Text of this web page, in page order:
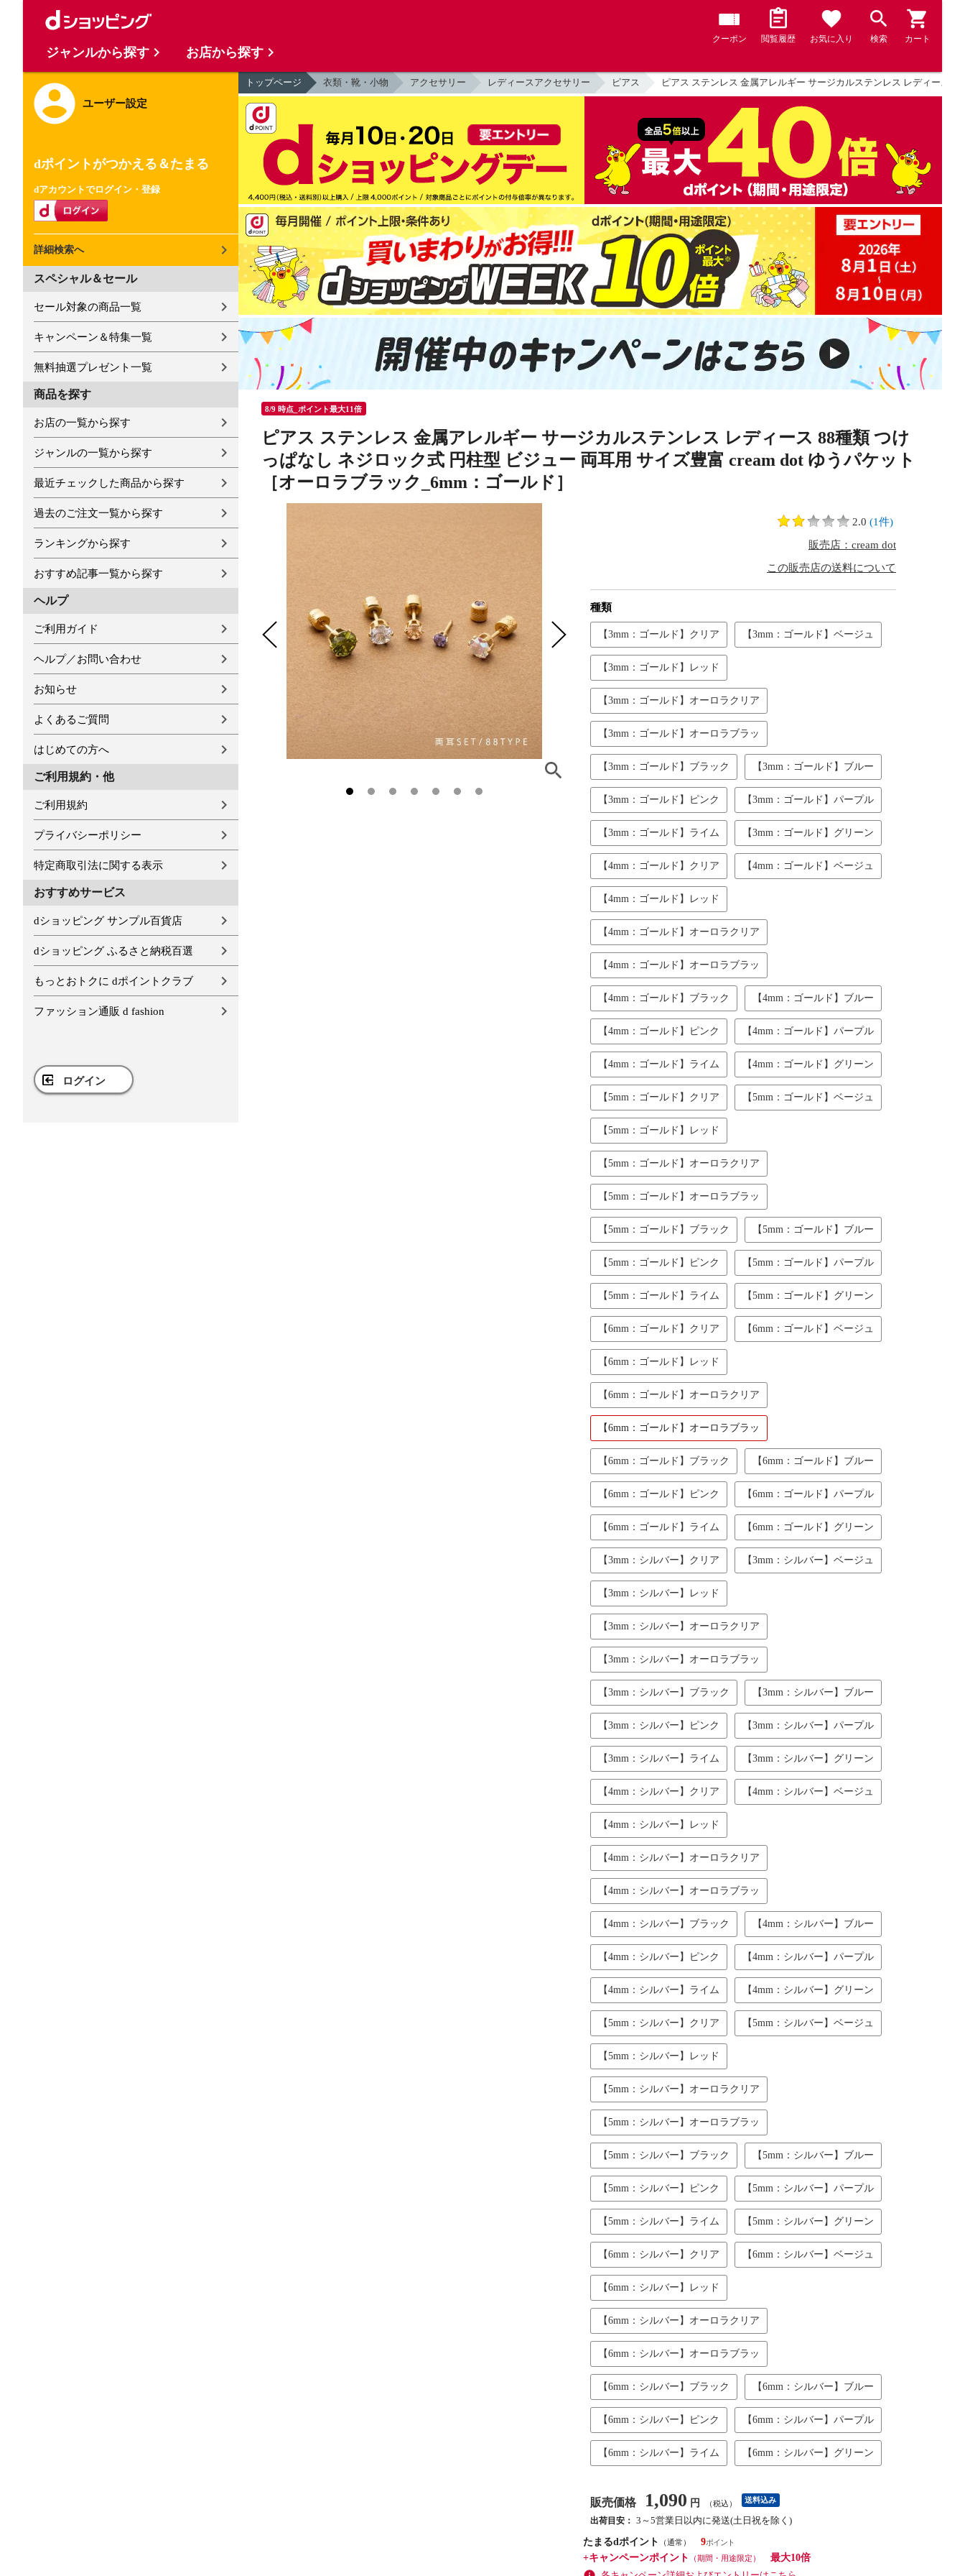
クーポン 閲覧履歴 お気に入り 検索 カート
ユーザー設定
dポイントがつかえる＆たまる
dアカウントでログイン・登録
詳細検索へ
スペシャル＆セール
セール対象の商品一覧
キャンペーン＆特集一覧
無料抽選プレゼント一覧
商品を探す
お店の一覧から探す
ジャンルの一覧から探す
最近チェックした商品から探す
過去のご注文一覧から探す
ランキングから探す
おすすめ記事一覧から探す
ヘルプ
ご利用ガイド
ヘルプ／お問い合わせ
お知らせ
よくあるご質問
はじめての方へ
ご利用規約・他
ご利用規約
プライバシーポリシー
特定商取引法に関する表示
おすすめサービス
dショッピング サンプル百貨店
dショッピング ふるさと納税百選
もっとおトクに dポイントクラブ
ファッション通販 d fashion
ログイン
トップページ 衣類・靴・小物 アクセサリー レディースアクセサリー ピアス ピアス ステンレス 金属アレルギー サージカルステンレス レディース
8/9 時点_ポイント最大11倍
ピアス ステンレス 金属アレルギー サージカルステンレス レディース 88種類 つけ
っぱなし ネジロック式 円柱型 ビジュー 両耳用 サイズ豊富 cream dot ゆうパケット
［オーロラブラック_6mm：ゴールド］
2.0 (1件)
販売店：cream dot
この販売店の送料について
種類
【3mm：ゴールド】クリア 【3mm：ゴールド】ベージュ
【3mm：ゴールド】レッド
【3mm：ゴールド】オーロラクリア
【3mm：ゴールド】オーロラブラッ
【3mm：ゴールド】ブラック 【3mm：ゴールド】ブルー
【3mm：ゴールド】ピンク 【3mm：ゴールド】パープル
【3mm：ゴールド】ライム 【3mm：ゴールド】グリーン
【4mm：ゴールド】クリア 【4mm：ゴールド】ベージュ
【4mm：ゴールド】レッド
【4mm：ゴールド】オーロラクリア
【4mm：ゴールド】オーロラブラッ
【4mm：ゴールド】ブラック 【4mm：ゴールド】ブルー
【4mm：ゴールド】ピンク 【4mm：ゴールド】パープル
【4mm：ゴールド】ライム 【4mm：ゴールド】グリーン
【5mm：ゴールド】クリア 【5mm：ゴールド】ベージュ
【5mm：ゴールド】レッド
【5mm：ゴールド】オーロラクリア
【5mm：ゴールド】オーロラブラッ
【5mm：ゴールド】ブラック 【5mm：ゴールド】ブルー
【5mm：ゴールド】ピンク 【5mm：ゴールド】パープル
【5mm：ゴールド】ライム 【5mm：ゴールド】グリーン
【6mm：ゴールド】クリア 【6mm：ゴールド】ベージュ
【6mm：ゴールド】レッド
【6mm：ゴールド】オーロラクリア
【6mm：ゴールド】オーロラブラッ
【6mm：ゴールド】ブラック 【6mm：ゴールド】ブルー
【6mm：ゴールド】ピンク 【6mm：ゴールド】パープル
【6mm：ゴールド】ライム 【6mm：ゴールド】グリーン
【3mm：シルバー】クリア 【3mm：シルバー】ベージュ
【3mm：シルバー】レッド
【3mm：シルバー】オーロラクリア
【3mm：シルバー】オーロラブラッ
【3mm：シルバー】ブラック 【3mm：シルバー】ブルー
【3mm：シルバー】ピンク 【3mm：シルバー】パープル
【3mm：シルバー】ライム 【3mm：シルバー】グリーン
【4mm：シルバー】クリア 【4mm：シルバー】ベージュ
【4mm：シルバー】レッド
【4mm：シルバー】オーロラクリア
【4mm：シルバー】オーロラブラッ
【4mm：シルバー】ブラック 【4mm：シルバー】ブルー
【4mm：シルバー】ピンク 【4mm：シルバー】パープル
【4mm：シルバー】ライム 【4mm：シルバー】グリーン
【5mm：シルバー】クリア 【5mm：シルバー】ベージュ
【5mm：シルバー】レッド
【5mm：シルバー】オーロラクリア
【5mm：シルバー】オーロラブラッ
【5mm：シルバー】ブラック 【5mm：シルバー】ブルー
【5mm：シルバー】ピンク 【5mm：シルバー】パープル
【5mm：シルバー】ライム 【5mm：シルバー】グリーン
【6mm：シルバー】クリア 【6mm：シルバー】ベージュ
【6mm：シルバー】レッド
【6mm：シルバー】オーロラクリア
【6mm：シルバー】オーロラブラッ
【6mm：シルバー】ブラック 【6mm：シルバー】ブルー
【6mm：シルバー】ピンク 【6mm：シルバー】パープル
【6mm：シルバー】ライム 【6mm：シルバー】グリーン
販売価格 1,090 円 （税込） 送料込み
出荷目安： 3～5営業日以内に発送(土日祝を除く)
たまるdポイント
（通常）
9
+キャンペーンポイント
（期間・用途限定）
最大10倍
ジャンルから探す お店から探す